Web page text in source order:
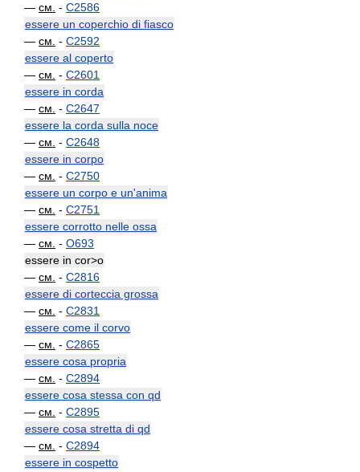
— см. - C2586
essere un coperchio di fiasco
— см. - C2592
essere al coperto
— см. - C2601
essere in corda
— см. - C2647
essere la corda sulla noce
— см. - C2648
essere in corpo
— см. - C2750
essere un corpo e un'anima
— см. - C2751
essere corrotto nelle ossa
— см. - O693
essere in cor>o
— см. - C2816
essere di corteccia grossa
— см. - C2831
essere come il corvo
— см. - C2865
essere cosa propria
— см. - C2894
essere cosa stessa con qd
— см. - C2895
essere cosa stretta di qd
— см. - C2894
essere in cospetto